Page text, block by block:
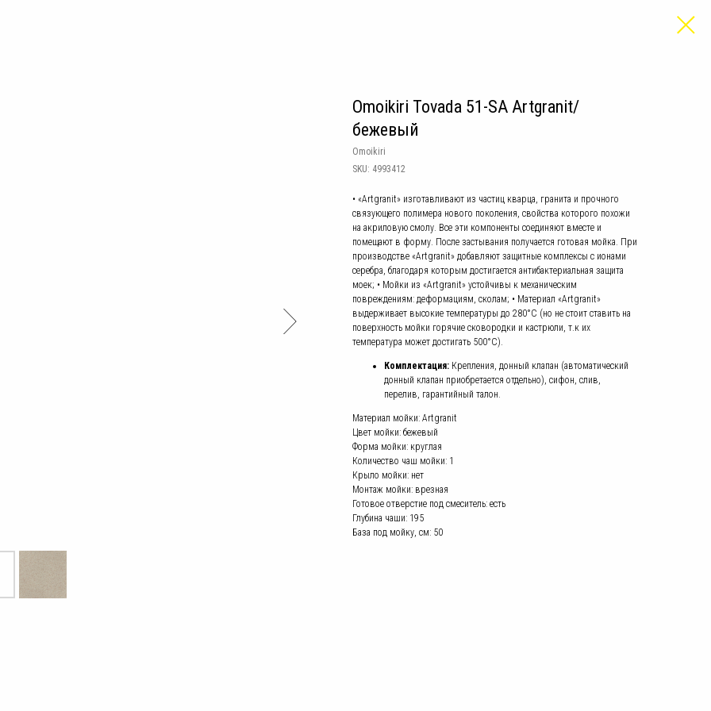
Omoikiri Tovada 51-SA Artgranit/
бежевый
Omoikiri
SKU: 4993412
• «Artgranit» изготавливают из частиц кварца, гранита и прочного
связующего полимера нового поколения, свойства которого похожи
на акриловую смолу. Все эти компоненты соединяют вместе и
помещают в форму. После застывания получается готовая мойка. При
производстве «Artgranit» добавляют защитные комплексы с ионами
серебра, благодаря которым достигается антибактериальная защита
моек; • Мойки из «Artgranit» устойчивы к механическим
повреждениям: деформациям, сколам; • Материал «Artgranit»
выдерживает высокие температуры до 280°С (но не стоит ставить на
поверхность мойки горячие сковородки и кастрюли, т.к их
температура может достигать 500°С).
Комплектация: Крепления, донный клапан (автоматический
донный клапан приобретается отдельно), сифон, слив,
перелив, гарантийный талон.
Материал мойки: Artgranit
Цвет мойки: бежевый
Форма мойки: круглая
Количество чаш мойки: 1
Крыло мойки: нет
Монтаж мойки: врезная
Готовое отверстие под смеситель: есть
Глубина чаши: 195
База под мойку, см: 50